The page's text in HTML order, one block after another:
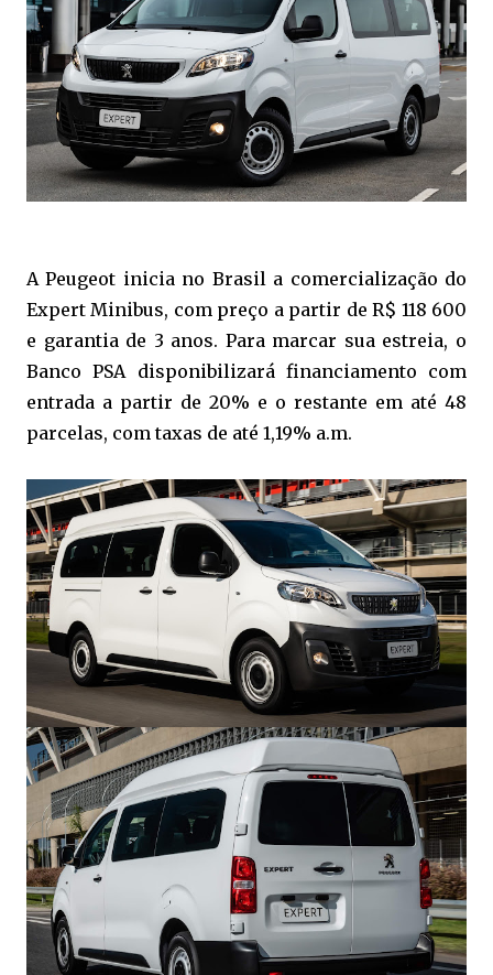
A Peugeot inicia no Brasil a comercialização do
Expert Minibus, com preço a partir de R$ 118 600
e garantia de 3 anos. Para marcar sua estreia, o
Banco PSA disponibilizará financiamento com
entrada a partir de 20% e o restante em até 48
parcelas, com taxas de até 1,19% a.m.